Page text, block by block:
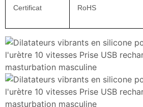
Certificat RoHS